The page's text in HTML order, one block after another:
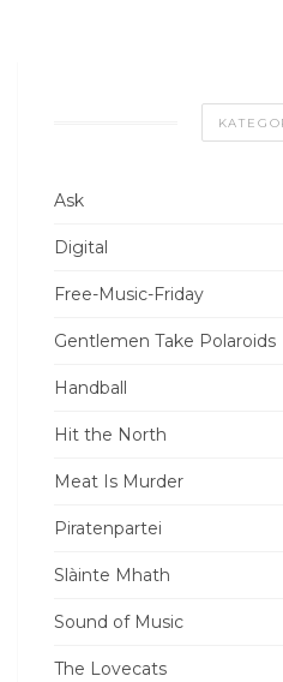
Ask
Digital
Free-Music-Friday
Gentlemen Take Polaroids
Handball
Hit the North
Meat Is Murder
Piratenpartei
Slàinte Mhath
Sound of Music
The Lovecats